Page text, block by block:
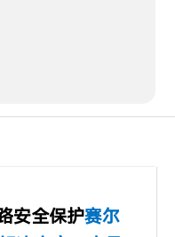
安全保护赛尔